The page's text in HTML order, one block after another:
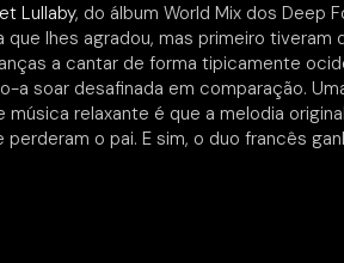
Lullaby, do álbum World Mix dos Deep
lhes agradou, mas primeiro
a cantar de forma tipicamente
a soar desafinada em comparação.
relaxante é que a melodia
o pai. E sim, o duo francês